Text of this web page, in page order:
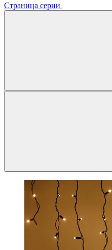
Страница серии